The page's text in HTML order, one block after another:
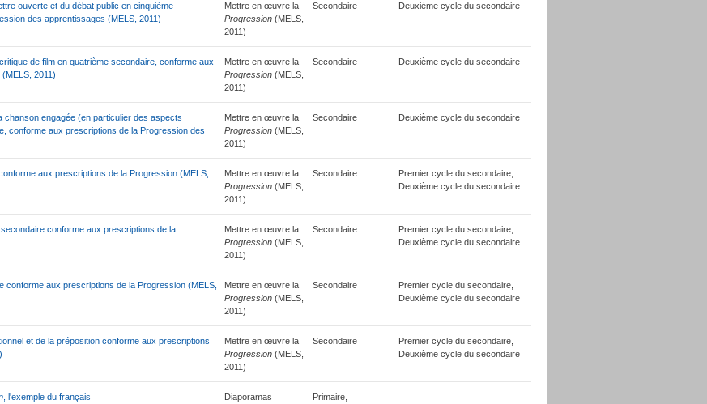
ouverte et du débat public en cinquième
des apprentissages (MELS, 2011)
Mettre en œuvre la
Progression (MELS,
2011)
Secondaire Deuxième cycle du secondaire
de film en quatrième secondaire, conforme aux
2011)
Mettre en œuvre la
Progression (MELS,
2011)
Secondaire Deuxième cycle du secondaire
chanson engagée (en particulier des aspects
conforme aux prescriptions de la Progression des
Mettre en œuvre la
Progression (MELS,
2011)
Secondaire Deuxième cycle du secondaire
aux prescriptions de la Progression (MELS,
Mettre en œuvre la
Progression (MELS,
2011)
Secondaire
Premier cycle du secondaire,
Deuxième cycle du secondaire
conforme aux prescriptions de la
Mettre en œuvre la
Progression (MELS,
2011)
Secondaire
Premier cycle du secondaire,
Deuxième cycle du secondaire
conforme aux prescriptions de la Progression (MELS,
Mettre en œuvre la
Progression (MELS,
2011)
Secondaire
Premier cycle du secondaire,
Deuxième cycle du secondaire
et de la préposition conforme aux prescriptions
Mettre en œuvre la
Progression (MELS,
2011)
Secondaire
Premier cycle du secondaire,
Deuxième cycle du secondaire
, l'exemple du français Diaporamas Primaire,